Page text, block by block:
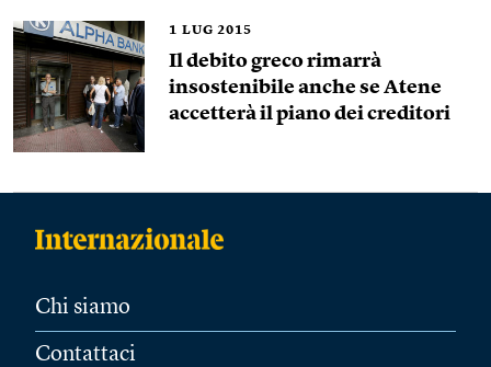
1 LUG 2015
Il debito greco rimarrà
insostenibile anche se Atene
accetterà il piano dei creditori
Chi siamo
Contattaci